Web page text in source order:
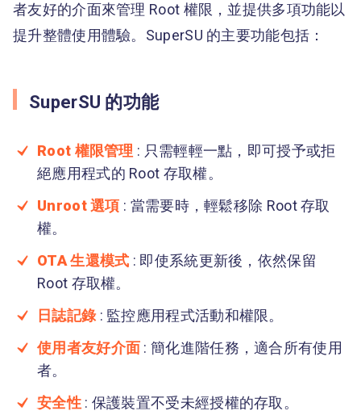
者友好的介面來管理 Root 權限，並提供多項功能以
提升整體使用體驗。SuperSU 的主要功能包括：
SuperSU 的功能
Root 權限管理 : 只需輕輕一點，即可授予或拒
絕應用程式的 Root 存取權。
Unroot 選項 : 當需要時，輕鬆移除 Root 存取
權。
OTA 生還模式 : 即使系統更新後，依然保留
Root 存取權。
日誌記錄: 監控應用程式活動和權限。
使用者友好介面 : 簡化進階任務，適合所有使用
者。
安全性: 保護裝置不受未經授權的存取。